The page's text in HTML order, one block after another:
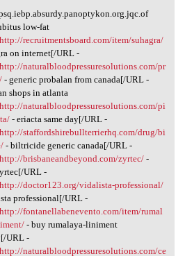
low-fat
recruitmentsboard.com/item/suhagra/
on internet[/URL -
naturalbloodpressuresolutions.com/pr
- generic probalan from canada[/URL -
shops in atlanta
naturalbloodpressuresolutions.com/pi
- eriacta same day[/URL -
staffordshirebullterrierhq.com/drug/bi
- biltricide generic canada[/URL -
brisbaneandbeyond.com/zyrtec/-
URL -
doctor123.org/vidalista-professional/
professional[/URL -
fontanellabenevento.com/item/rumal
- buy rumalaya-liniment
URL -
naturalbloodpressuresolutions.com/ce